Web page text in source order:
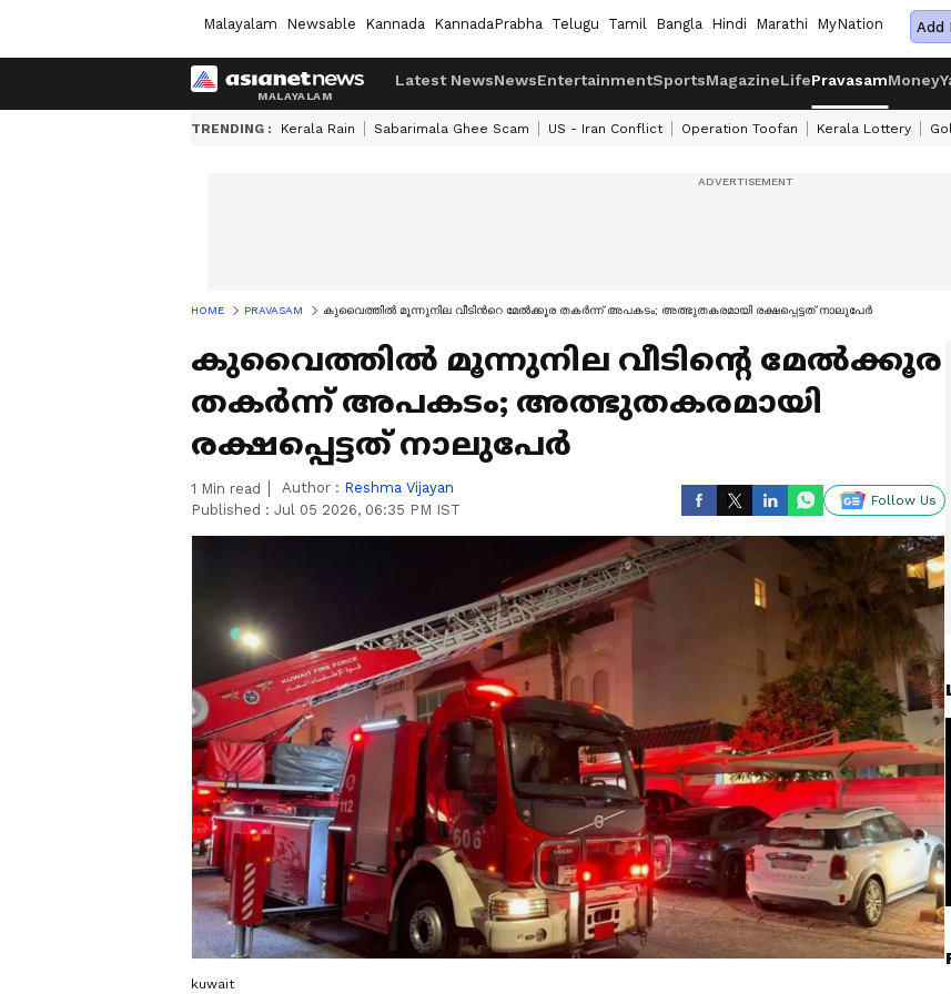
Malayalam Newsable Kannada KannadaPrabha Telugu Tamil Bangla Hindi Marathi MyNation Add
Latest NewsNewsEntertainmentSportsMagazineLifePravasamMoney
TRENDING : Kerala Rain Sabarimala Ghee Scam US - Iran Conflict Operation Toofan Kerala Lottery
HOME PRAVASAM കുവൈത്തിൽ മൂന്നുനില വീടിന്‍റെ മേൽക്കൂര തകർന്ന് അപകടം; അത്ഭുതകരമായി രക്ഷപ്പെട്ടത് നാലുപേർ
കുവൈത്തിൽ മൂന്നുനില വീടിന്‍റെ മേൽക്കൂര
തകർന്ന് അപകടം; അത്ഭുതകരമായി
രക്ഷപ്പെട്ടത് നാലുപേർ
1 Min read Author : Reshma Vijayan
Published : Jul 05 2026, 06:35 PM IST
Follow Us
kuwait